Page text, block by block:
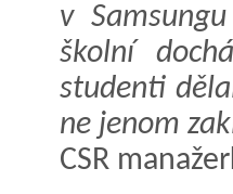
v
školní
studenti
ne jenom
CSR